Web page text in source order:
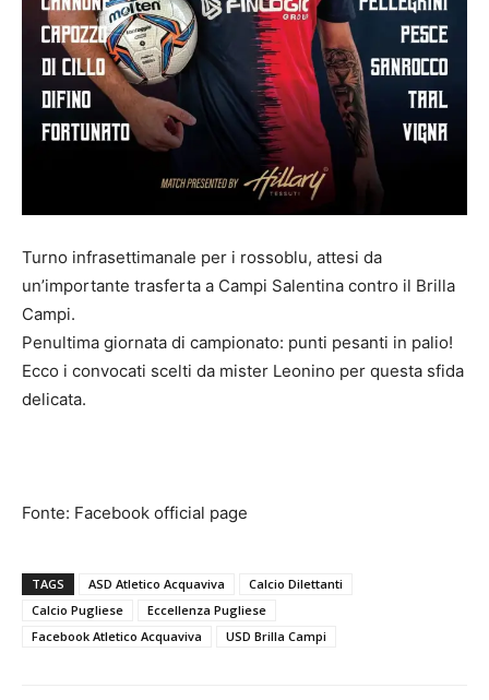
Turno infrasettimanale per i rossoblu, attesi da
un’importante trasferta a Campi Salentina contro il Brilla
Campi.
Penultima giornata di campionato: punti pesanti in palio!
Ecco i convocati scelti da mister Leonino per questa sfida
delicata.
Fonte: Facebook official page
TAGS ASD Atletico Acquaviva
Calcio Dilettanti
Calcio Pugliese
Eccellenza Pugliese
Facebook Atletico Acquaviva
USD Brilla Campi